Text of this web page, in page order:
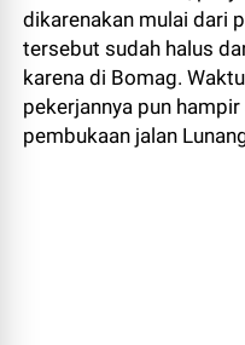
dikarenakan mulai dari
tersebut sudah halus
karena di Bomag.
pekerjannya pun
pembukaan jalan